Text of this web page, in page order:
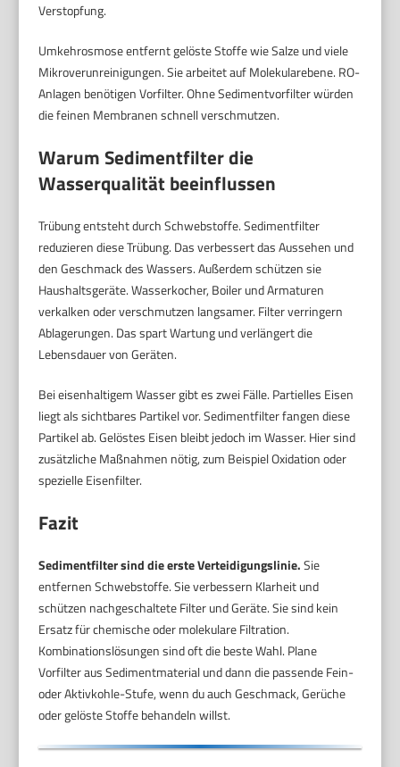
Verstopfung.
Umkehrosmose entfernt gelöste Stoffe wie Salze und viele
Mikroverunreinigungen. Sie arbeitet auf Molekularebene. RO-
Anlagen benötigen Vorfilter. Ohne Sedimentvorfilter würden
die feinen Membranen schnell verschmutzen.
Warum Sedimentfilter die
Wasserqualität beeinflussen
Trübung entsteht durch Schwebstoffe. Sedimentfilter
reduzieren diese Trübung. Das verbessert das Aussehen und
den Geschmack des Wassers. Außerdem schützen sie
Haushaltsgeräte. Wasserkocher, Boiler und Armaturen
verkalken oder verschmutzen langsamer. Filter verringern
Ablagerungen. Das spart Wartung und verlängert die
Lebensdauer von Geräten.
Bei eisenhaltigem Wasser gibt es zwei Fälle. Partielles Eisen
liegt als sichtbares Partikel vor. Sedimentfilter fangen diese
Partikel ab. Gelöstes Eisen bleibt jedoch im Wasser. Hier sind
zusätzliche Maßnahmen nötig, zum Beispiel Oxidation oder
spezielle Eisenfilter.
Fazit
Sedimentfilter sind die erste Verteidigungslinie.Sie
entfernen Schwebstoffe. Sie verbessern Klarheit und
schützen nachgeschaltete Filter und Geräte. Sie sind kein
Ersatz für chemische oder molekulare Filtration.
Kombinationslösungen sind oft die beste Wahl. Plane
Vorfilter aus Sedimentmaterial und dann die passende Fein-
oder Aktivkohle-Stufe, wenn du auch Geschmack, Gerüche
oder gelöste Stoffe behandeln willst.